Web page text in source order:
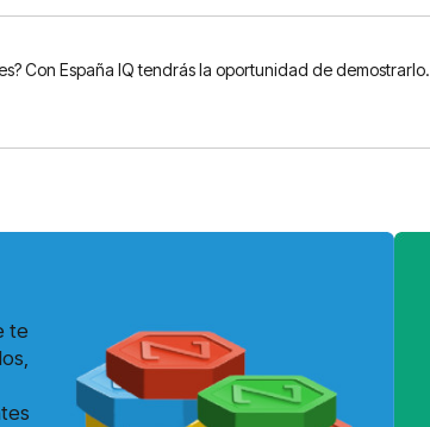
Con España IQ tendrás la oportunidad de
te